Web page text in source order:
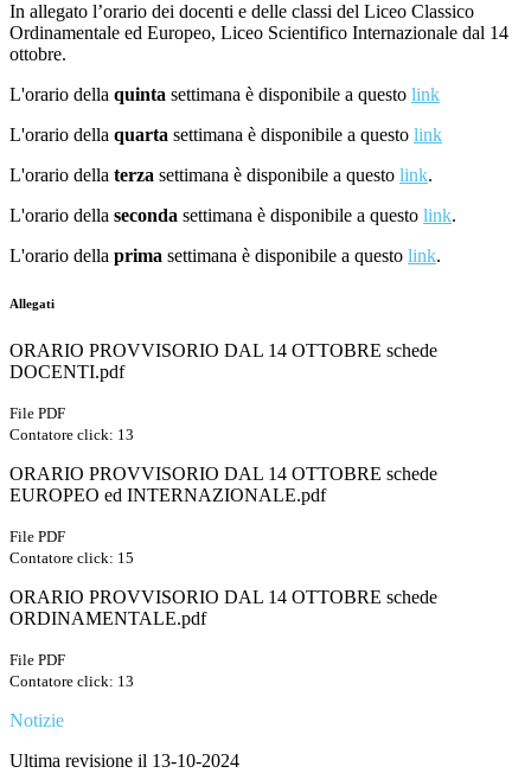
In allegato l’orario dei docenti e delle classi del Liceo Classico
Ordinamentale ed Europeo, Liceo Scientifico Internazionale dal 14
ottobre.
L'orario della quinta settimana è disponibile a questo link
L'orario della quarta settimana è disponibile a questo link
L'orario della terza settimana è disponibile a questo link.
L'orario della seconda settimana è disponibile a questo link.
L'orario della prima settimana è disponibile a questo link.
Allegati
ORARIO PROVVISORIO DAL 14 OTTOBRE schede
DOCENTI.pdf
File PDF
Contatore click: 13
ORARIO PROVVISORIO DAL 14 OTTOBRE schede
EUROPEO ed INTERNAZIONALE.pdf
File PDF
Contatore click: 15
ORARIO PROVVISORIO DAL 14 OTTOBRE schede
ORDINAMENTALE.pdf
File PDF
Contatore click: 13
Notizie
Ultima revisione il 13-10-2024